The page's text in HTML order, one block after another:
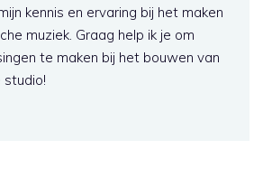
kennis en ervaring bij het maken
muziek. Graag help ik je om
te maken bij het bouwen van
studio!